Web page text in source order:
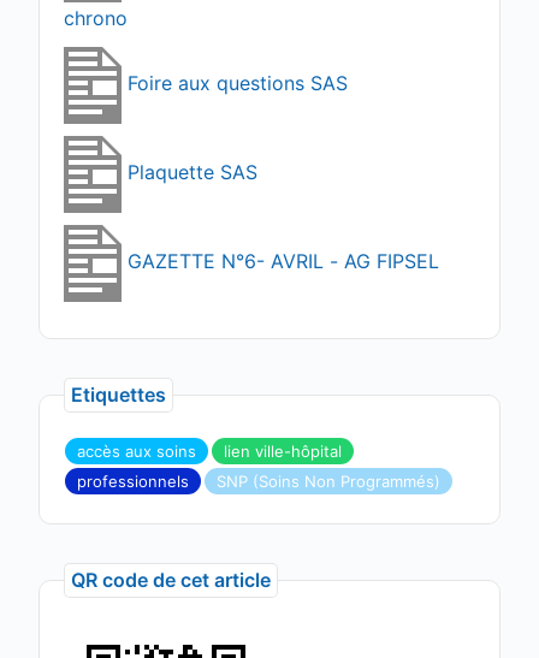
chrono
Foire aux questions SAS
Plaquette SAS
GAZETTE N°6- AVRIL - AG FIPSEL
Etiquettes
accès aux soins
lien ville-hôpital
professionnels
SNP (Soins Non Programmés)
QR code de cet article